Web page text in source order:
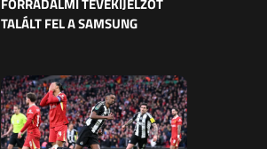
FORRADALMI TÉVÉKIJELZŐT
TALÁLT FEL A SAMSUNG